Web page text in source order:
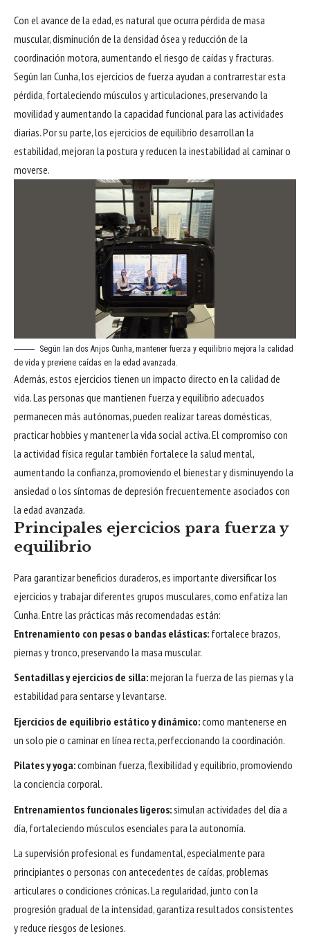
Con el avance de la edad, es natural que ocurra pérdida de masa
muscular, disminución de la densidad ósea y reducción de la
coordinación motora, aumentando el riesgo de caídas y fracturas.
Según Ian Cunha, los ejercicios de fuerza ayudan a contrarrestar esta
pérdida, fortaleciendo músculos y articulaciones, preservando la
movilidad y aumentando la capacidad funcional para las actividades
diarias. Por su parte, los ejercicios de equilibrio desarrollan la
estabilidad, mejoran la postura y reducen la inestabilidad al caminar o
moverse.
Según Ian dos Anjos Cunha, mantener fuerza y equilibrio mejora la calidad
de vida y previene caídas en la edad avanzada.
Además, estos ejercicios tienen un impacto directo en la calidad de
vida. Las personas que mantienen fuerza y equilibrio adecuados
permanecen más autónomas, pueden realizar tareas domésticas,
practicar hobbies y mantener la vida social activa. El compromiso con
la actividad física regular también fortalece la salud mental,
aumentando la confianza, promoviendo el bienestar y disminuyendo la
ansiedad o los síntomas de depresión frecuentemente asociados con
la edad avanzada.
Principales ejercicios para fuerza y
equilibrio
Para garantizar beneficios duraderos, es importante diversificar los
ejercicios y trabajar diferentes grupos musculares, como enfatiza Ian
Cunha. Entre las prácticas más recomendadas están:
Entrenamiento con pesas o bandas elásticas: fortalece brazos,
piernas y tronco, preservando la masa muscular.
Sentadillas y ejercicios de silla:mejoran la fuerza de las piernas y la
estabilidad para sentarse y levantarse.
Ejercicios de equilibrio estático y dinámico:como mantenerse en
un solo pie o caminar en línea recta, perfeccionando la coordinación.
Pilates y yoga:combinan fuerza, flexibilidad y equilibrio, promoviendo
la conciencia corporal.
Entrenamientos funcionales ligeros:simulan actividades del día a
día, fortaleciendo músculos esenciales para la autonomía.
La supervisión profesional es fundamental, especialmente para
principiantes o personas con antecedentes de caídas, problemas
articulares o condiciones crónicas. La regularidad, junto con la
progresión gradual de la intensidad, garantiza resultados consistentes
y reduce riesgos de lesiones.